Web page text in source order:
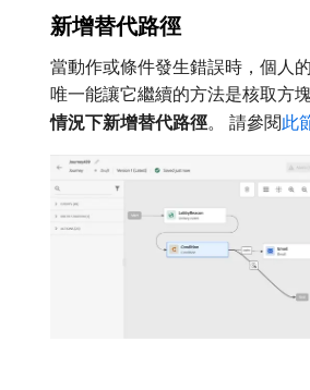
新增替代路徑
當動作或條件發生錯誤時，個人
唯一能讓它繼續的方法是核取方塊​
情況下新增替代路徑。 請參閱此